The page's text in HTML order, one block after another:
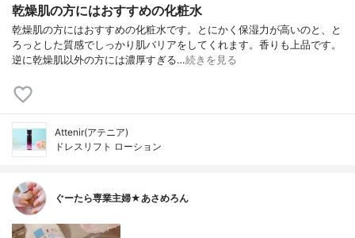
乾燥肌の方にはおすすめの化粧水
乾燥肌の方にはおすすめの化粧水です。とにかく保湿力が高いのと、と
ろっとした質感でしっかり肌バリアをしてくれます。香りも上品です。
逆に乾燥肌以外の方には濃厚すぎる…続きを見る
Attenir(アテニア)
ドレスリフト ローション
ぐーたら専業主婦★あさめろん